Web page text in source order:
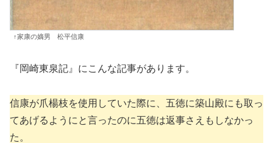
↑家康の嫡男 松平信康
『岡崎東泉記』にこんな記事があります。
信康が爪楊枝を使用していた際に、五徳に築山殿にも取っ
てあげるようにと言ったのに五徳は返事さえもしなかっ
た。